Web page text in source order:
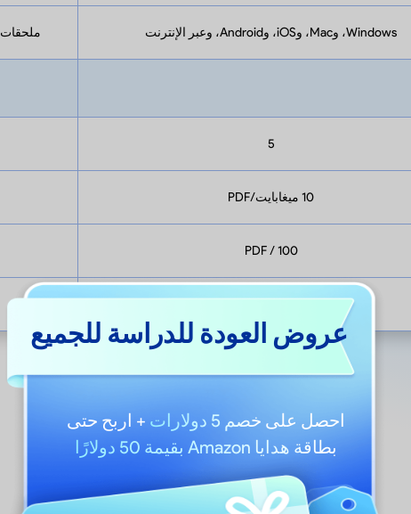
Windows، وMac، وiOS، وAndroid، وعبر الإنترنت ملحقات Windows و Mac و Android و iOS و Chrome و Edge
5
10 ميغابايت/PDF
100 / PDF
100
عروض العودة للدراسة للجميع
احصل على خصم 5 دولارات
+ اربح حتى
بطاقة هدايا Amazon بقيمة 50 دولارًا